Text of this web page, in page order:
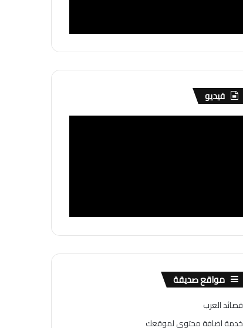
فيديو
مواقع صديقة
قصائد العرب
خدمة اضافة محتوى لموقعك